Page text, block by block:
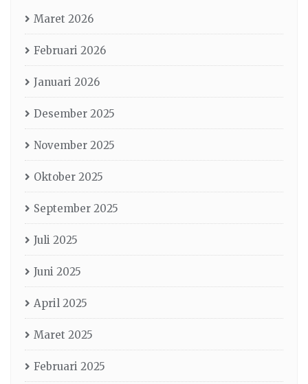
Maret 2026
Februari 2026
Januari 2026
Desember 2025
November 2025
Oktober 2025
September 2025
Juli 2025
Juni 2025
April 2025
Maret 2025
Februari 2025